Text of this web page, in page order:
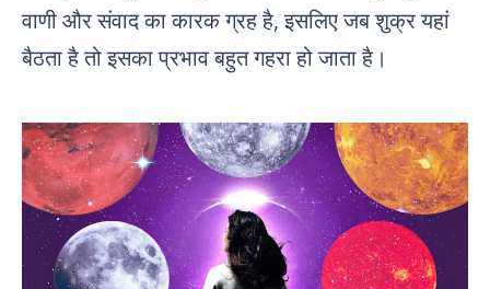
वाणी और संवाद का कारक ग्रह है, इसलिए जब शुक्र यहां
बैठता है तो इसका प्रभाव बहुत गहरा हो जाता है।